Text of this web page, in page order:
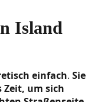
Island
einfach. Sie
Zeit, um sich